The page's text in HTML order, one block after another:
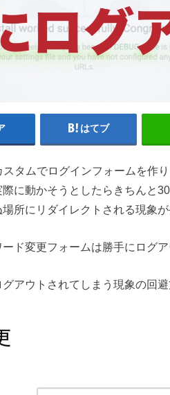
はてブ
タムでログインフォームを作
に動かそうとしたらきちんと
所にリダイレクトされる現象が
ド変更フォームは勝手にログア
アウトされてしまう現象の回避